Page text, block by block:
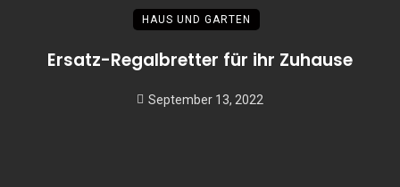
HAUS UND GARTEN
Ersatz-Regalbretter für ihr Zuhause
September 13, 2022